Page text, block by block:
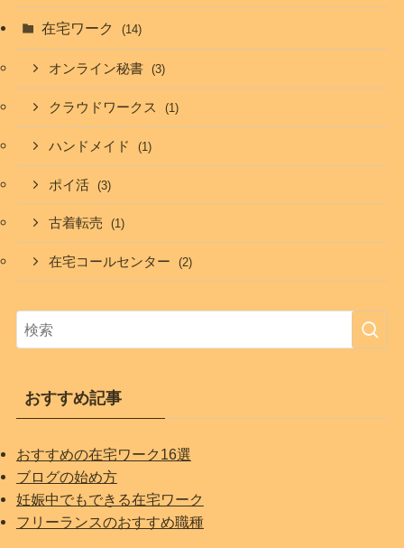
在宅ワーク (14)
オンライン秘書 (3)
クラウドワークス (1)
ハンドメイド (1)
ポイ活 (3)
古着転売 (1)
在宅コールセンター (2)
おすすめ記事
おすすめの在宅ワーク16選
ブログの始め方
妊娠中でもできる在宅ワーク
フリーランスのおすすめ職種